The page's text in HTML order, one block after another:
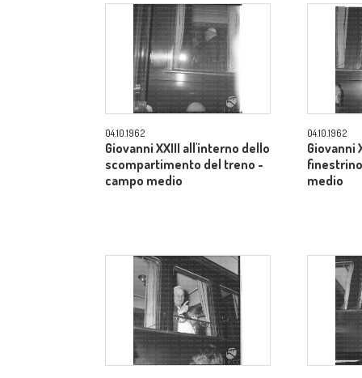
04.10.1962
Giovanni XXIII all'interno dello
scompartimento del treno -
campo medio
04.10.1962
Giovanni
medio